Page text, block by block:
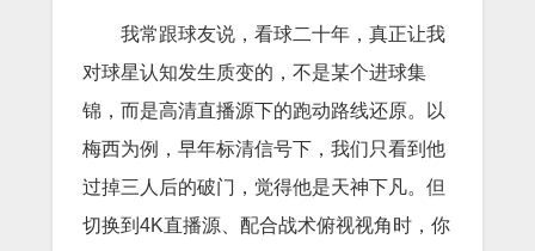
我常跟球友说，看球二十年，真正让我
对球星认知发生质变的，不是某个进球集
锦，而是高清直播源下的跑动路线还原。以
梅西为例，早年标清信号下，我们只看到他
过掉三人后的破门，觉得他是天神下凡。但
切换到4K直播源、配合战术俯视视角时，你